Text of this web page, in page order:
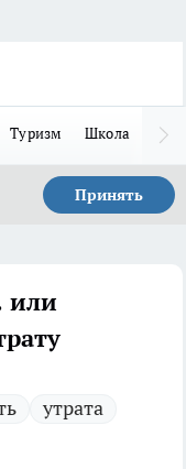
Туризм Школа
Принять
или
утрата